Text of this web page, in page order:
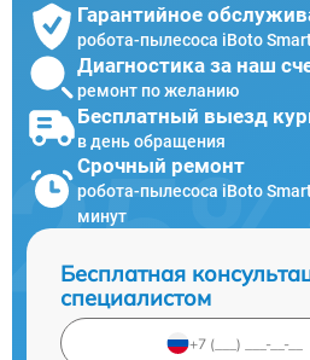
Гарантийное
робота-пылесоса iBoto
Диагностика за наш
ремонт по желанию
Бесплатный выезд
в день обращения
Срочный ремонт
робота-пылесоса iBoto
минут
Бесплатная
специалистом